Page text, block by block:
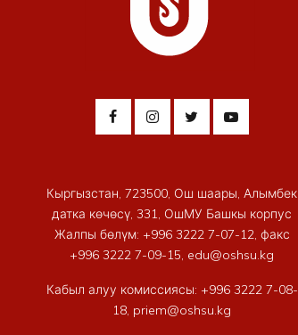
Кыргызстан, 723500, Ош шаары, Алымбек
датка көчөсү, 331, ОшМУ Башкы корпус
Жалпы бөлүм: +996 3222 7-07-12, факс
+996 3222 7-09-15, edu@oshsu.kg
Кабыл алуу комиссиясы: +996 3222 7-08-
18, priem@oshsu.kg